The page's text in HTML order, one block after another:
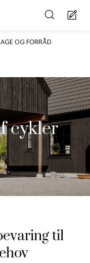
OG FORRÅD
cykler
til